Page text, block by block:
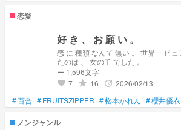
恋愛
好 き 、 お 願 い 。
恋 に 種類 なんて 無い 。 世界一 ピュア な 女の子 が 恋 を し
たのは 、 女の子 でした 。
ー 1,596文字
favorite 7 grade 16 update 2026/02/13
#百合 #FRUITSZIPPER #松本かれん #櫻井優衣
ノンジャンル